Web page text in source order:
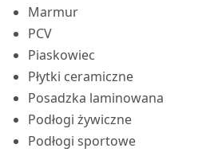
Marmur
PCV
Piaskowiec
Płytki ceramiczne
Posadzka laminowana
Podłogi żywiczne
Podłogi sportowe